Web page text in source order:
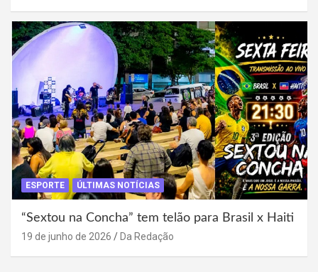
ESPORTE ÚLTIMAS NOTÍCIAS
“Sextou na Concha” tem telão para Brasil x Haiti
19 de junho de 2026 Da Redação